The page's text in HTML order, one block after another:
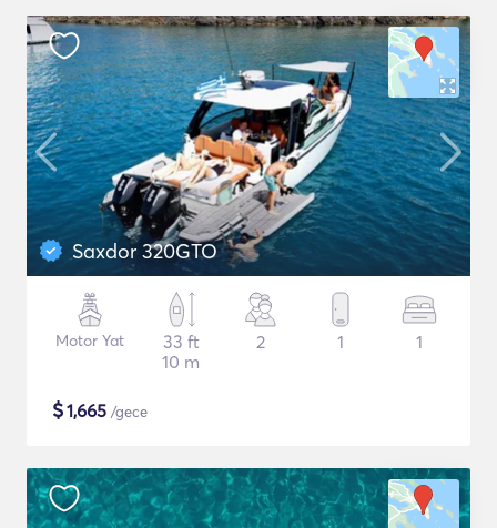
Saxdor 320GTO
Motor Yat
33 ft
10 m
2 1 1
$1,665 /gece